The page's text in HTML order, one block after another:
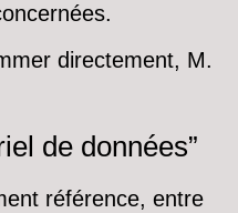
directement, M.
de données”
référence, entre